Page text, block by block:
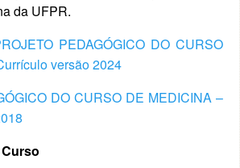
da UFPR.
PEDAGÓGICO DO CURSO
versão 2024
DO CURSO DE MEDICINA –